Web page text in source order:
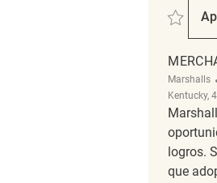
Salvar
Marshalls
Kentucky,
logros.
que